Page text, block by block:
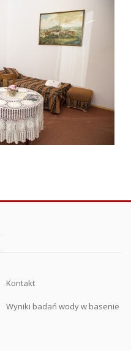
Kontakt
Wyniki badań wody w basenie